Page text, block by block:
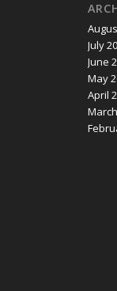
July
June
May
April